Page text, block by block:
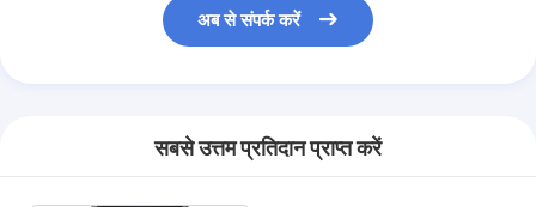
अब से संपर्क करें
सबसे उत्तम प्रतिदान प्राप्त करें